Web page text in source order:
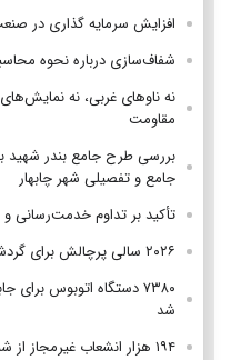
افزایش سرمایه گذاری در
شفاف‌سازی درباره نحوه
نه ناوهای غربی، نه
مقاومت
بررسی طرح جامع بندر شهید
جامع و تفصیلی شهر چابهار
تأکید بر تداوم
۲۰۲۶ سالی پرچالش برای گردشگری آسیا
۷۳۸۰ دستگاه اتوبوس برای
شد
۱۹۴ هزار انشعاب غیرمجاز از شبکه برق جمع‌آوری شد